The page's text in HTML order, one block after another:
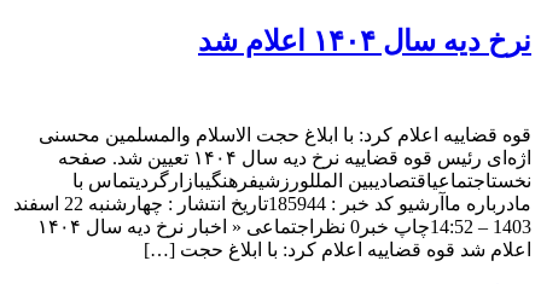
نرخ دیه سال ۱۴۰۴ اعلام شد
قوه قضاییه اعلام کرد: با ابلاغ حجت الاسلام والمسلمین محسنی
اژه‌ای رئیس قوه قضاییه نرخ دیه سال ۱۴۰۴ تعیین شد. صفحه
نخستاجتماعیاقتصادیبین المللورزشیفرهنگیبازارگردیتماس با
مادرباره ماآرشیو کد خبر : 185944تاریخ انتشار : چهارشنبه 22 اسفند
1403 – 14:52چاپ خبر0 نظراجتماعی « اخبار نرخ دیه سال ۱۴۰۴
اعلام شد قوه قضاییه اعلام کرد: با ابلاغ حجت […]